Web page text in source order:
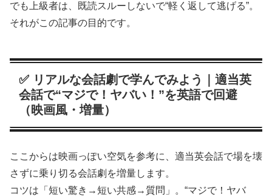
でも上級者は、既読スルーしないで“軽く返して逃げる”。
それがこの記事の目的です。
✅ リアルな会話劇で学んでみよう｜適当英
会話で“マジで！ヤバい！”を英語で回避
（映画風・増量）
ここからは映画っぽい空気を参考に、適当英会話で場を壊
さずに乗り切る会話劇を増量します。
コツは「短い驚き→短い共感→質問」。“マジで！ヤバ